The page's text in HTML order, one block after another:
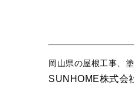
岡山県の屋根工事、
SUNHOME株式会